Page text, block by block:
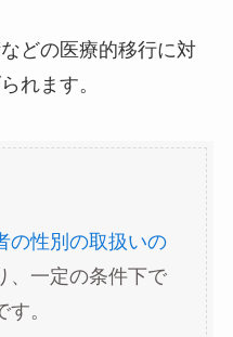
どの医療的移行に対
れます。
の性別の取扱いの
、一定の条件下で
。